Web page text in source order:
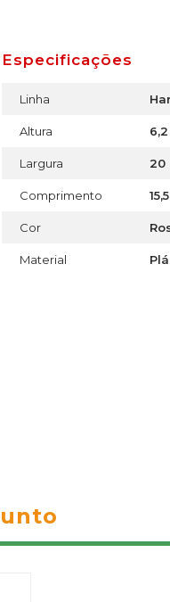
Especificações
Linha
Altura
Largura 20
Comprimento
Cor
Material